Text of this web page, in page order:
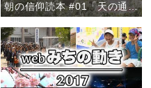
朝の信仰読本 #01「天の通帳の差し引き勘定」